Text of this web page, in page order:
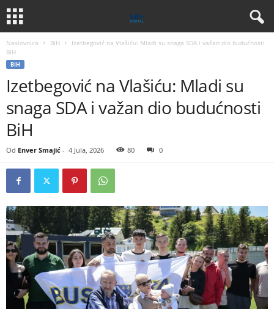
Naslovnica BIH
Izetbegović na Vlašiću: Mladi su snaga SDA i važan dio budućnosti
BiH
BIH
Izetbegović na Vlašiću: Mladi su
snaga SDA i važan dio budućnosti
BiH
Od Enver Smajić - 4 Jula, 2026 80 0